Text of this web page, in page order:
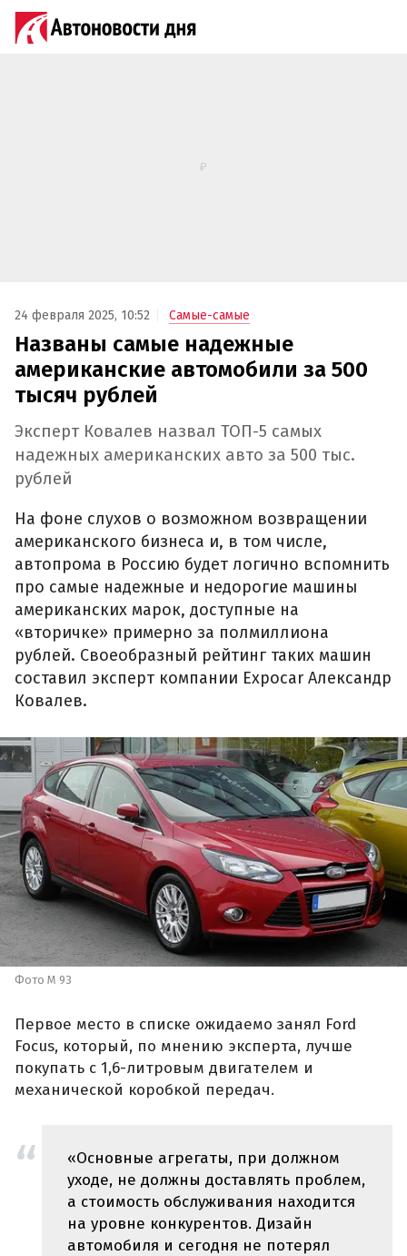
24 февраля 2025, 10:52 Самые-самые
Названы самые надежные
американские автомобили за 500
тысяч рублей
Эксперт Ковалев назвал ТОП-5 самых
надежных американских авто за 500 тыс.
рублей
На фоне слухов о возможном возвращении
американского бизнеса и, в том числе,
автопрома в Россию будет логично вспомнить
про самые надежные и недорогие машины
американских марок, доступные на
«вторичке» примерно за полмиллиона
рублей. Своеобразный рейтинг таких машин
составил эксперт компании Expocar Александр
Ковалев.
Фото M 93
Первое место в списке ожидаемо занял Ford
Focus, который, по мнению эксперта, лучше
покупать с 1,6-литровым двигателем и
механической коробкой передач.
«Основные агрегаты, при должном
уходе, не должны доставлять проблем,
а стоимость обслуживания находится
на уровне конкурентов. Дизайн
автомобиля и сегодня не потерял